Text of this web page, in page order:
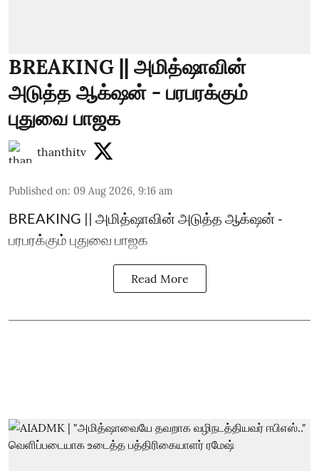
BREAKING || அமித்ஷாவின்
அடுத்த ஆக்‌ஷன் - பரபரக்கும்
புதுவை பாஜக
thanthitv
Published on: 09 Aug 2026, 9:16 am
BREAKING || அமித்ஷாவின் அடுத்த ஆக்‌ஷன் -
பரபரக்கும் புதுவை பாஜக
Read More